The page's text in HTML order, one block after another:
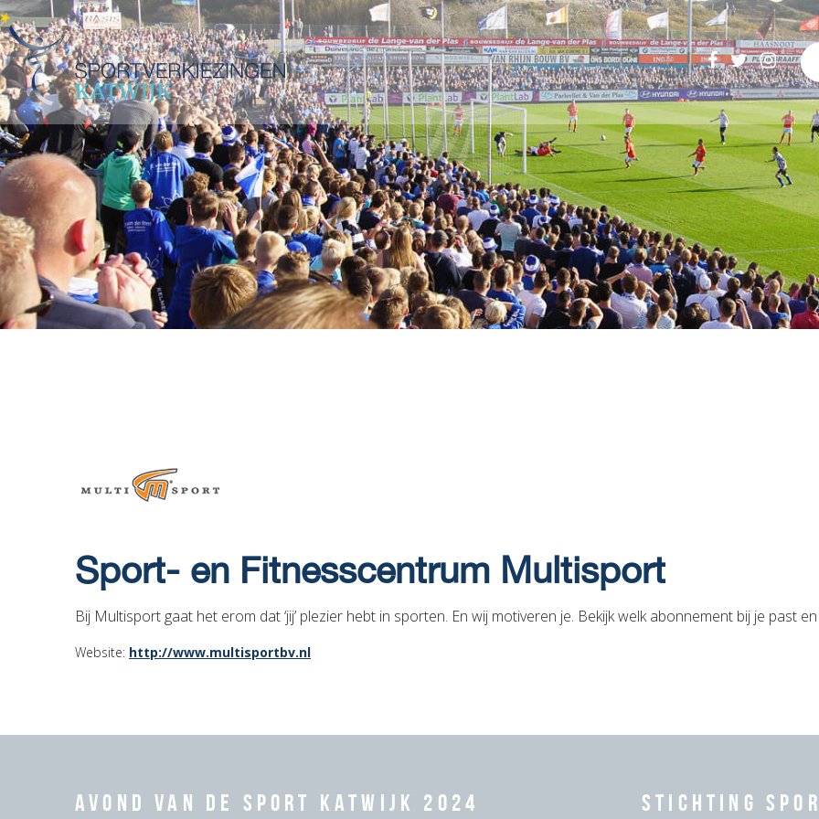
Sport- en Fitnesscentrum Multisport
Bij Multisport gaat het erom dat ‘jij’ plezier hebt in sporten. En wij motiveren je. Bekijk welk abonnement bij je past
Website: http://www.multisportbv.nl
Avond van de Sport Katwijk 2024 Stichting